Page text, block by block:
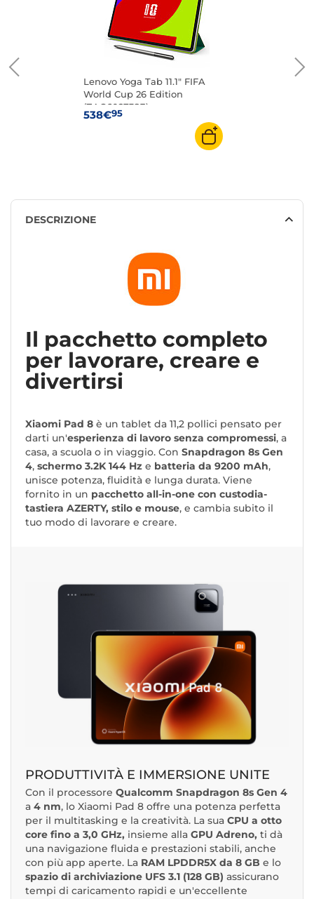
Lenovo Yoga Tab 11.1" FIFA
World Cup 26 Edition
(ZAG60273SE)
538€95
DESCRIZIONE
Il pacchetto completo
per lavorare, creare e
divertirsi
Xiaomi Pad 8 è un tablet da 11,2 pollici pensato per
darti un'esperienza di lavoro senza compromessi, a
casa, a scuola o in viaggio. Con Snapdragon 8s Gen
4, schermo 3.2K 144 Hz e batteria da 9200 mAh,
unisce potenza, fluidità e lunga durata. Viene
fornito in un pacchetto all-in-one con custodia-
tastiera AZERTY, stilo e mouse, e cambia subito il
tuo modo di lavorare e creare.
PRODUTTIVITÀ E IMMERSIONE UNITE
Con il processore Qualcomm Snapdragon 8s Gen 4
a 4 nm, lo Xiaomi Pad 8 offre una potenza perfetta
per il multitasking e la creatività. La sua CPU a otto
core fino a 3,0 GHz, insieme alla GPU Adreno, ti dà
una navigazione fluida e prestazioni stabili, anche
con più app aperte. La RAM LPDDR5X da 8 GB e lo
spazio di archiviazione UFS 3.1 (128 GB) assicurano
tempi di caricamento rapidi e un'eccellente